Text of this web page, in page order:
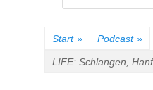
nach:
Start » Podcast »
LIFE: Schlangen,